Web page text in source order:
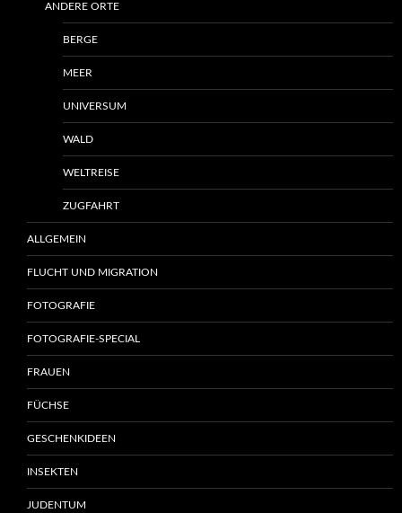
ANDERE ORTE
BERGE
MEER
UNIVERSUM
WALD
WELTREISE
ZUGFAHRT
ALLGEMEIN
FLUCHT UND MIGRATION
FOTOGRAFIE
FOTOGRAFIE-SPECIAL
FRAUEN
FÜCHSE
GESCHENKIDEEN
INSEKTEN
JUDENTUM